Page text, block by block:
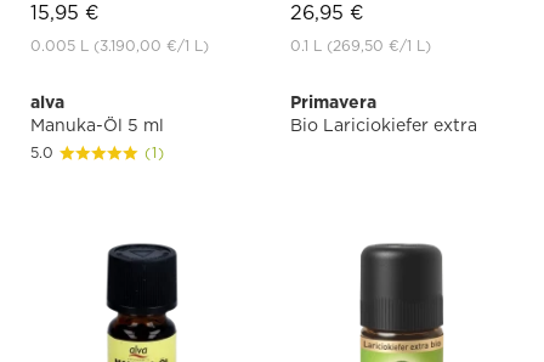
15,95 €
0.005 L (3.190,00 €/1 L)
26,95 €
0.1 L (269,50 €/1 L)
alva
Manuka-Öl 5 ml
5.0 (1)
Primavera
Bio Lariciokiefer extra